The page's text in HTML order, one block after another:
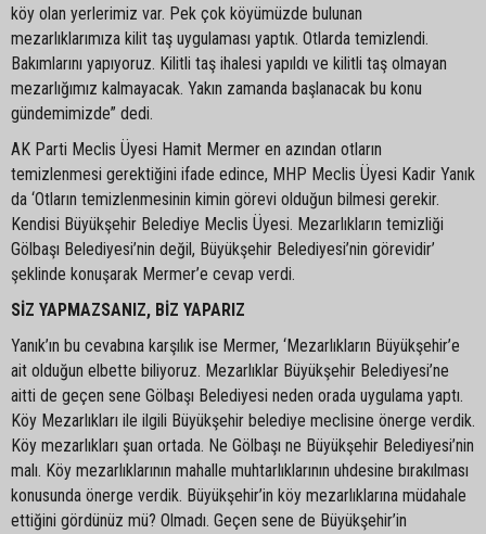
köy olan yerlerimiz var. Pek çok köyümüzde bulunan
mezarlıklarımıza kilit taş uygulaması yaptık. Otlarda temizlendi.
Bakımlarını yapıyoruz. Kilitli taş ihalesi yapıldı ve kilitli taş olmayan
mezarlığımız kalmayacak. Yakın zamanda başlanacak bu konu
gündemimizde” dedi.
AK Parti Meclis Üyesi Hamit Mermer en azından otların
temizlenmesi gerektiğini ifade edince, MHP Meclis Üyesi Kadir Yanık
da ‘Otların temizlenmesinin kimin görevi olduğun bilmesi gerekir.
Kendisi Büyükşehir Belediye Meclis Üyesi. Mezarlıkların temizliği
Gölbaşı Belediyesi’nin değil, Büyükşehir Belediyesi’nin görevidir’
şeklinde konuşarak Mermer’e cevap verdi.
SİZ YAPMAZSANIZ, BİZ YAPARIZ
Yanık’ın bu cevabına karşılık ise Mermer, ‘Mezarlıkların Büyükşehir’e
ait olduğun elbette biliyoruz. Mezarlıklar Büyükşehir Belediyesi’ne
aitti de geçen sene Gölbaşı Belediyesi neden orada uygulama yaptı.
Köy Mezarlıkları ile ilgili Büyükşehir belediye meclisine önerge verdik.
Köy mezarlıkları şuan ortada. Ne Gölbaşı ne Büyükşehir Belediyesi’nin
malı. Köy mezarlıklarının mahalle muhtarlıklarının uhdesine bırakılması
konusunda önerge verdik. Büyükşehir’in köy mezarlıklarına müdahale
ettiğini gördünüz mü? Olmadı. Geçen sene de Büyükşehir’in